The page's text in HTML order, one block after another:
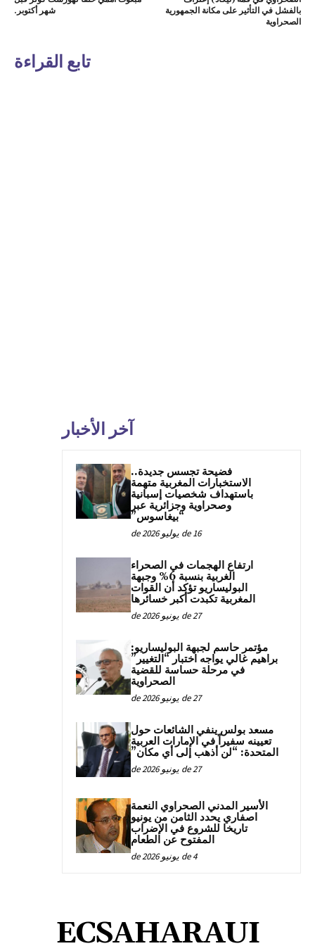
شهر أكتوبر.
بالفشل في التأثير على مكانة الجمهورية
الصحراوية
تابع القراءة
آخر الأخبار
فضيحة تجسس جديدة..
الاستخبارات المغربية متهمة
باستهداف شخصيات إسبانية
وصحراوية وجزائرية عبر
“بيغاسوس”
16 de يوليو de 2026
ارتفاع الهجمات في الصحراء
الغربية بنسبة 6% وجبهة
البوليساريو تؤكد أن القوات
المغربية تكبدت أكبر خسائرها
27 de يونيو de 2026
مؤتمر حاسم لجبهة البوليساريو:
براهيم غالي يواجه اختبار “التغيير”
في مرحلة حساسة للقضية
الصحراوية
27 de يونيو de 2026
مسعد بولس ينفي الشائعات حول
تعيينه سفيراً في الإمارات العربية
المتحدة: “لن أذهب إلى أي مكان”
27 de يونيو de 2026
الأسير المدني الصحراوي النعمة
اصفاري يحدد الثامن من يونيو
تاريخا للشروع في الإضراب
المفتوح عن الطعام
4 de يونيو de 2026
ECSAHARAUI